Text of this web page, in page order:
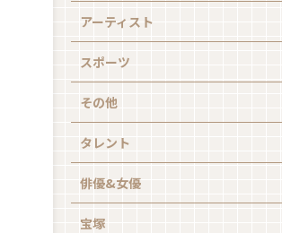
アーティスト
スポーツ
その他
タレント
俳優&女優
宝塚